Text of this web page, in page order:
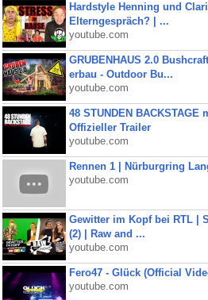
Hardstyle Henning und
Elterngespräch? | ...
youtube.com
GRUBENHAUS 2.0
erbau - Outdoor Bu...
youtube.com
48 STUNDEN BACKSTAGE
Offizieller Trailer
youtube.com
Rennen 1 | Nürburgring
youtube.com
Gewitter im Kopf bei RTL |
(2) | Raw and ...
youtube.com
Fero47 - Glück (Official
youtube.com